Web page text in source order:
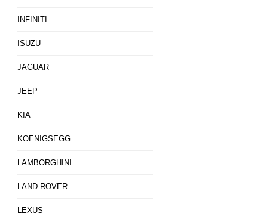
INFINITI
ISUZU
JAGUAR
JEEP
KIA
KOENIGSEGG
LAMBORGHINI
LAND ROVER
LEXUS